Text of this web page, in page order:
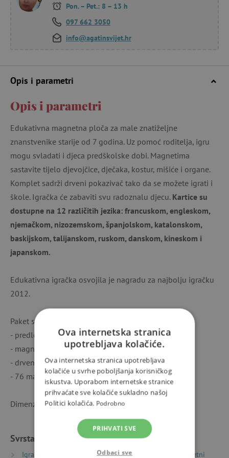
Pon. – Pet.: 8 – 13 h
097 662 3050
info@agatinsvijet.hr
Opis i parametri
Opis i parametri
Edukativna magnetna ploča za male znatiželjne
znanstvenike starije od 7 godina. Uz pomoć roditelja, igru
mogu svladati i djeca predškolske dobi. Magnetima
sastavite tijelo djevojčice, dječaka, kostur, mišiće i organe.
Komplet sadrži drveni pokazivač tako da se možete igrati i
škole. Igračka će zabaviti svu radoznalu djecu. Kartice su
dostupne na 12 različitih jezika: francuskom, engleskom,
njemačkom, nizozemskom, španjolskom, katalonskom,
baskijskom, talijanskom, ruskom, danskom, kineskom i
japanskom.
Edukativna igračka osvojila je nagradu za najbolju igračku
2012.
Paket sadrži:
- predloške ljudskog tijela: tijelo, mišiće, kostur
- magnetnu ploču s obrisom figure
- drveni pokazivač
- 76 magneta
Dimenzije: 26 x 0,5 x 41,5 cm
Svrstano u kategorije
Igračke prema vrsti Magnetne igračke
Magnetni
Ova internetska stranica
upotrebljava kolačiće.
Ova internetska stranica upotrebljava
kolačiće u svrhe poboljšanja korisničkog
iskustva. Uporabom internetske stranice
prihvaćate sve kolačiće sukladno našoj
Politici kolačića. Podrobno
PRIHVATI SVE
Odbaci sve